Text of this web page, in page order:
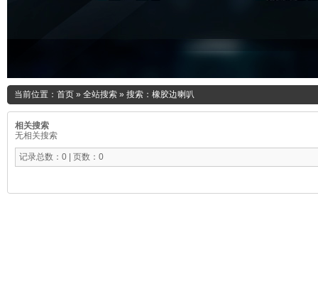
当前位置： 首页 » 全站搜索 » 搜索：橡胶边喇叭
相关搜索
无相关搜索
记录总数：0 | 页数：0